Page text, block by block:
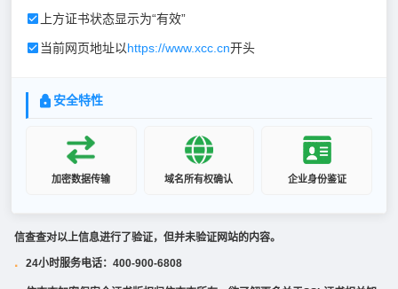
上方证书状态显示为“有效”
当前网页地址以https://www.xcc.cn开头
安全特性
加密数据传输 域名所有权确认 企业身份鉴证
信查查对以上信息进行了验证，但并未验证网站的内容。
· 24小时服务电话：400-900-6808